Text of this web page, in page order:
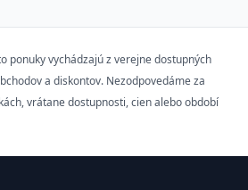
ponuky vychádzajú z verejne dostupných
a diskontov. Nezodpovedáme za
vrátane dostupnosti, cien alebo období